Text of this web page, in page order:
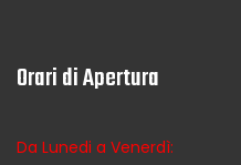
Orari di Apertura
Da Lunedi a Venerdì: